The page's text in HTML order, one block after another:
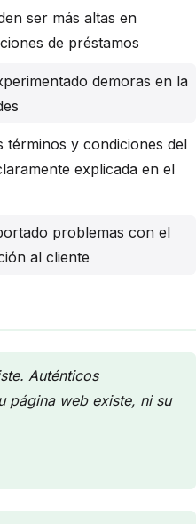
ser más altas en
de préstamos
demoras en la
términos y condiciones del
explicada en el
problemas con el
al cliente
Auténticos
página web existe, ni su